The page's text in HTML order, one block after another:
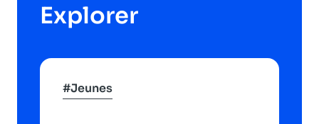
Explorer
#Jeunes